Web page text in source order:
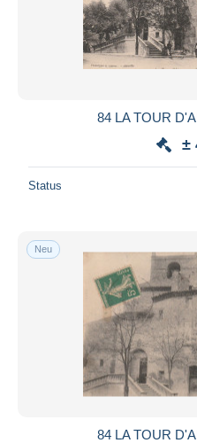
84 LA TOUR
±
Status
Neu
84 LA TOUR